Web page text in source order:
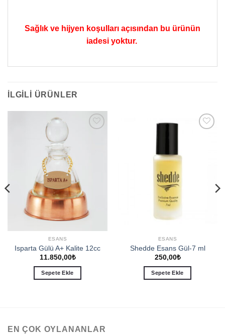
Sağlık ve hijyen koşulları açısından bu ürünün
iadesi yoktur.
İLGILI ÜRÜNLER
ESANS
Isparta Gülü A+ Kalite 12cc
11.850,00₺
Sepete Ekle
ESANS
Shedde Esans Gül-7 ml
250,00₺
Sepete Ekle
EN ÇOK OYLANANLAR